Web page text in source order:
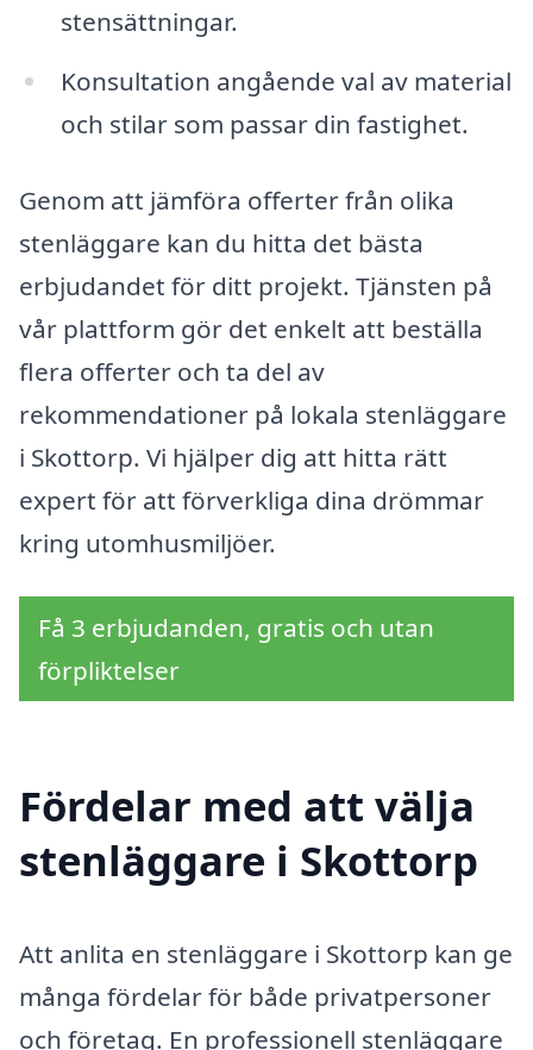
stensättningar.
Konsultation angående val av material
och stilar som passar din fastighet.
Genom att jämföra offerter från olika
stenläggare kan du hitta det bästa
erbjudandet för ditt projekt. Tjänsten på
vår plattform gör det enkelt att beställa
flera offerter och ta del av
rekommendationer på lokala stenläggare
i Skottorp. Vi hjälper dig att hitta rätt
expert för att förverkliga dina drömmar
kring utomhusmiljöer.
Få 3 erbjudanden, gratis och utan
förpliktelser
Fördelar med att välja
stenläggare i Skottorp
Att anlita en stenläggare i Skottorp kan ge
många fördelar för både privatpersoner
och företag. En professionell stenläggare